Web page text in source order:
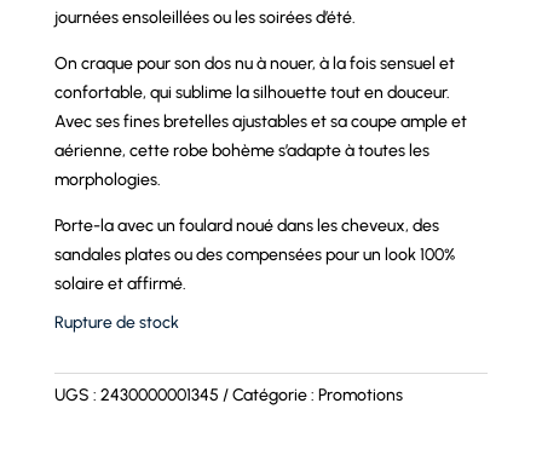
journées ensoleillées ou les soirées d’été.
On craque pour son dos nu à nouer, à la fois sensuel et
confortable, qui sublime la silhouette tout en douceur.
Avec ses fines bretelles ajustables et sa coupe ample et
aérienne, cette robe bohème s’adapte à toutes les
morphologies.
Porte-la avec un foulard noué dans les cheveux, des
sandales plates ou des compensées pour un look 100%
solaire et affirmé.
Rupture de stock
UGS : 2430000001345 Catégorie : Promotions